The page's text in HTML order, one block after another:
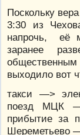
Поскольку
3:30 из
напрочь, её
заранее
выходило вот
такси —>
поезд МЦК
прибытие за
Шереметьево